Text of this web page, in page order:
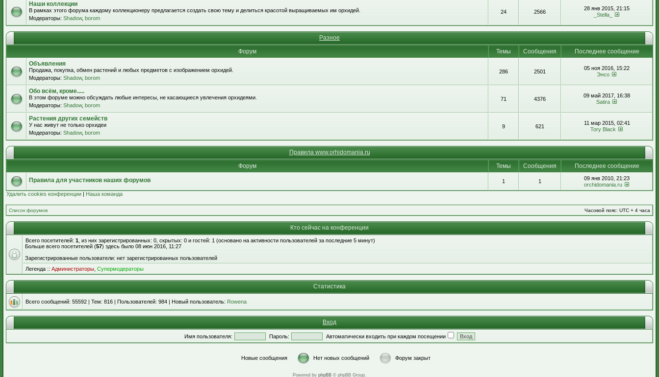
Наши коллекции
В рамках этого форума каждому коллекционеру предлагается создать свою тему и делиться красотой выращиваемых им орхидей.
Модераторы: Shadow, borom
24 2566
28 янв 2015, 21:15
_Stella_
Разное
Форум
Темы Сообщения
Последнее сообщение
Объявления
Продажа, покупка, обмен растений и любых предметов с изображением орхидей.
Модераторы: Shadow, borom
286 2501
05 ноя 2016, 15:22
Энсо
Обо всём, кроме.....
В этом форуме можно обсуждать любые интересы, не касающиеся увлечения орхидеями.
Модераторы: Shadow, borom
71 4376
09 май 2017, 16:38
Satira
Растения других семейств
У нас живут не только орхидеи
Модераторы: Shadow, borom
9 621
11 мар 2015, 02:41
Tory Black
Правила www.orhidomania.ru
Форум
Темы Сообщения Последнее сообщение
Правила для участников наших форумов 1 1
09 янв 2010, 21:23
orchidomania.ru
Удалить cookies конференции | Наша команда
Список форумов Часовой пояс: UTC + 4 часа
Кто сейчас на конференции
Всего посетителей: 1 , из них зарегистрированных: 0, скрытых: 0 и гостей: 1 (основано на активности пользователей за последние 5 минут)
Больше всего посетителей (57) здесь было 08 июн 2016, 11:27
Зарегистрированные пользователи: нет зарегистрированных пользователей
Легенда :: Администраторы Супермодераторы
Статистика
Всего сообщений: 55592 | Тем: 816 | Пользователей: 984 | Новый пользователь: Rowena
Вход
Имя пользователя: Пароль: Автоматически входить при каждом посещении
Новые сообщения Нет новых сообщений Форум закрыт
Powered by phpBB © phpBB Group.